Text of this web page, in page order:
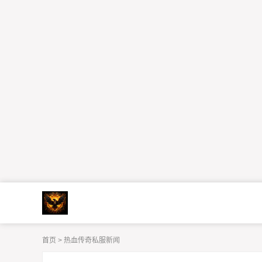
首页 > 热血传奇私服新闻